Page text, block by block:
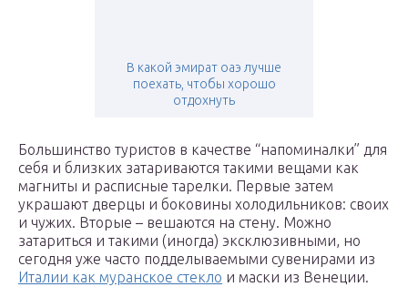
В какой эмират оаэ лучше
поехать, чтобы хорошо
отдохнуть
Большинство туристов в качестве “напоминалки” для
себя и близких затариваются такими вещами как
магниты и расписные тарелки. Первые затем
украшают дверцы и боковины холодильников: своих
и чужих. Вторые – вешаются на стену. Можно
затариться и такими (иногда) эксклюзивными, но
сегодня уже часто подделываемыми сувенирами из
Италии как муранское стекло и маски из Венеции.